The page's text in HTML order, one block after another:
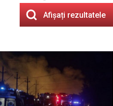
Afișați rezultatele